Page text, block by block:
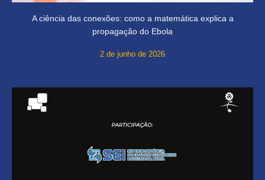
A ciência das conexões: como a matemática explica a
propagação do Ebola
2 de junho de 2026